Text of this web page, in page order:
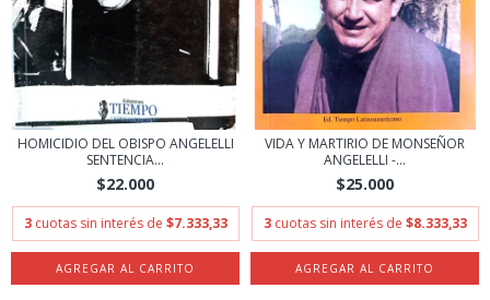
HOMICIDIO DEL OBISPO ANGELELLI
SENTENCIA...
$22.000
3 cuotas sin interés de $7.333,33
VIDA Y MARTIRIO DE MONSEÑOR
ANGELELLI -...
$25.000
3 cuotas sin interés de $8.333,33